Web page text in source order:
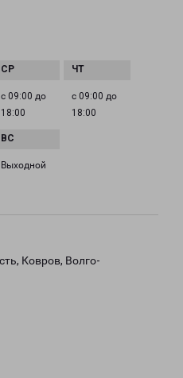
с 09:00 до
18:00
с 09:00 до
18:00
Выходной
Ковров, Волго-